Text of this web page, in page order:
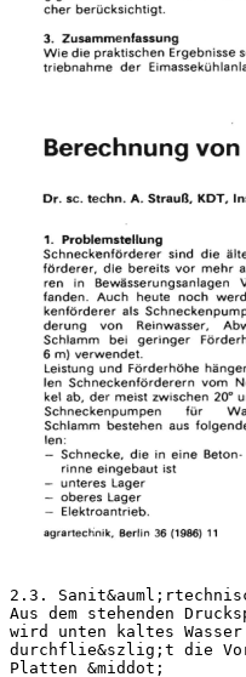
2.3. Sanit&auml;rtechnische Anlage Aus dem stehenden Druckspeicher (Bild 6) wird unten kaltes Wasser entnommen und durchflie&szlig;t die Vork&uuml;hlsektionen des Platten &middot; w&auml;rme&uuml;bertragers. Hierbei wird die im Ge&middot; genstrom flie&szlig;ende Eim3sse (Eiwei&szlig; und Ei &middot; gelb jeweils getrennt) vorgek&uuml;hlt, und das Kaltwasser erw&auml;rmt sich auf eine Tempera &middot; tur von rd . 18 oe . In den Nachk&uuml;hlsektionen des Plattenw&auml;rTTie&uuml;bertragers erfolgt die wei &middot; tere K&uuml;hlung der Eimasse mit Eiswasser auf eine Temperatur von rd . 4 oe . Das im Platten &middot; w&auml;rme&uuml;bertrager erw&auml;rmte Gebrauchs&middot; warmwasser wird &uuml;ber ein Zweiwege&middot;Stell &middot; ventil durch eine Bypa&szlig;pumpe den FKA/K zugef&uuml;hrt und in den in Reihe geschalteten Kondensatoren auf eine Temperatur von 55~e erw&auml;rmt. Mit dieser Temperatur wird das Gebrauchswarmwasser in den oberen Bereich des Druckspeichers zur&uuml;ckgef&uuml;hrt . Dieser Druckspeicher arbeitet als Verdr&auml;n &middot; gungsspeicher, d. h., bei Entnahme von Ge&middot; brauchswarmwasser str&ouml;mt in den unteren Bereich Kaltwasser mit Leitungsdruck nach . F&uuml;r die Reinigung der eimassef&uuml;hrenden An &middot; lagenteile wird eine bestimmte Gebrauchs&middot; warmwassermenge dezentral in einem Warmwasserbereiter (WWB) auf eine Tem&middot; peratur von rd . 60 0 e nachgeheizt. Das &uuml;brige Gebrauchswarmwasser steht f&uuml;r Reinigungszwecke sowie zum Duschen der Belegschaft zur Verf&uuml;gung . /&quot; Ein Temperieren des Gebrauchswarmwas&middot; sers in den Verteilungsleitungen wird durch eine Zirkulationsleitung mit Zwangsumlauf erreicht . 2.4. Elektrotechnische Anlage Durch die elektrotechnische Anlage erfolgt die Steuerung und der starkstromseitige An &middot; schlu&szlig; aller Antriebe und Ger&auml;te der Eimas &middot; sek&uuml;hlanlage. Dabei sind bestimmte Abh&auml;n &middot; gigkeiten im Betrieb der einzelnen Verbrau &middot; cher ber&uuml;cksichtigt. 3. Zusammenfassung Wie die praktischen Ergebnisse seit der Inbe&middot; triebnahme der Eimassek&uuml;hlanlage mit Ab&middot; Bild 6 Stehender Druckspei&middot; . cher (Fotos: K. &middot;Stein&middot; dorf&middot;Sabath) w&auml;rmenutzung. zeigen, ist es mit der darge &middot; stellten Anlage m&ouml;glich, qualit&auml;tsgerechte Ei&middot; masse &uuml;ber den Bereich des Eieinschlags, der Eik&uuml;hlung und der Zwischenlagerung bis hin zur Ei&uuml;bergabe zu produzieren. Dar&uuml;ber hinaus wurden durch die gleichzeitig reali &middot; sierte Abw&auml;rmenutzung energie&ouml;konomi&middot; sc he Aspekte weitgehend ber&uuml;ckSichtigt. Beim Betrieb der Eimassek&uuml;hlanlage mit Ab &middot; w&auml;rmenutzung wurden folgende Erkennt&middot; nisse gewonnen : - Innerhalb von 8 Stunden k&ouml;nnen bis zu 6000 I Eimasse, getrennt nach Eigelb und Eiwei&szlig;, auf eine Temperatur von etwa 4 oe gek&uuml;hlt und zwischengelagert werden . - Die durch die Abw&auml;rmenutzung erzeugte Gebrauchswarmwassermenge reicht zur vollen Deckung des technologischen und sozialen Bedarfs. des VEB Gefl&uuml;gelwirt&middot; schaft Potsdam, Betriebsteil Pritzwalk, aus . Eine zus&auml;tzliche Gebrauchswarmwasser &middot; bereitungsanlage ist nicht erforderlich. Bei der Projektierung und Realisierung der eimassef&uuml;hrenden Anlagenteile ist zu beachten, da&szlig; m&ouml;glichst alle Teile mit der mechanischen Reinigung erfa&szlig;t werden und das gesamte Anlagensystem ord&middot; nungsgem&auml;&szlig; entleert werden kann . Zur Realisierung dieser Forderungen sind nachgenannte Hinweise zu beachten: - Verwendung von Absperrklappen anstelle von Absperrventilen - Entleerungen an den Tiefpunkten der An&middot; . lage - Verwendung von B&ouml;gen anstelle von T&middot; St&uuml;cken - Temperaturw&auml;chter nicht im' Rohr, son&middot; dern au&szlig;en am Rohr montieren - Eiswasserpumpe rechtzeitig einschalten, damit der Plattenw&auml;rme&uuml;bertrager abge &middot; k&uuml;hlt ist, bevor Eimasse hindurchgepumpt wird - Ber&uuml;cksichtigung der bereits im Abschn . 2.1. genannten baulichen und ausr&uuml;stungsseitlgen Ma&szlig;nahmen - Ber&uuml;hrung von Eischale mit Eimasse mu&szlig; aus Qualit&auml;tsgr&uuml;nden so weit wie m&ouml;glich vermieden werden. Literatur [1J TGL 32921 - Vollei aus frischen Eiern . Aus &middot; 9abe juni 1979. [2J WP &middot;PS 145319 Vorrichtung zur K&uuml;hlung von Milch und zur Gebrauchswarmwasserbere itung . An meldetag : 1. Oktober 1979. A 4653 Berechnung von Schneckenf&ouml;rderern f&uuml;r trockensubstanzreiche G&uuml;lle Or. sc. techno A. Strau&szlig;, KOT, Institut f&uuml;r Gefl&uuml;gelwirtschaft Merbltz 1. Problemstellung Schneckenf&ouml;rderer sind die &auml;ltesten Stetig ' f&ouml;rderer, die bereits vor mehr als 2000 Jah&middot; ren in Bew&auml;sserungsanlagen Verwendung fanden. Auch heute noch werden Schnek&middot; kenf&ouml;rderer als Schneckenpumpen zur F&Ouml;r &middot; derung von Reinwasser, Abwasser und Schlamm bei geringer F&ouml;rderh&ouml;he (2 bis 6 m) verwendet. Leistung und F&ouml;rderh&ouml;he h&auml;ngen wie bei al &middot; len Schneckenf&ouml;rderern vom Neigungswin &middot; kel ab, der meist zwischen 200 und 400 liegt. Schneckenpumpen f&uuml;r Wasser und Schlamm bestehen aus folgenden Haupttei&middot; len : - Schnecke, die in eine Beton &middot; oder Blech &middot; rinne eingebaut ist - unteres Lager - oberes Lager - Elektroantrieb. agrartectinik, Berlin 36 (1986) 11 Der Schneckendurchmesser liegt zwischen 250 mm und 2500.mm, die Drehzahl zw.i&middot; schen 50 min- 1 und 200 min- 1 und die F&ouml;r&middot; derleistung zwischen 40 mJ/h und 6000 mJ/h bei einem Elektroenergiever&middot; brauch von&lt; 50 Wh/m J [1]. Schneckenf&ouml;rderer sind auch f&uuml;r Sch&uuml;ttg&uuml;&middot; ter kleiner und mittlerer Korngr&ouml;&szlig;e sowie f&uuml;r feuchte und past&ouml;se Massen geeignet [2] . Trotz der vielfachen Anwendung ist der Be &middot; wegungsvorgang im Schneckenf&ouml;rderer sehr wenig erforscht. Die Berechnung geh t daher immer noch von empirisch gefunde&middot; nen Zusammenh&auml;ngen aus. &Uuml;ber d ie Berech &middot; nung von Schneckenf&ouml;rderern f&uuml;r G&uuml;lle sind in der Literatur &uuml;berhaupt keine Angaben zu finden . . Aus diesem Grund waren spezielle experi &middot; mentelle Untersuchungen zu diesem Pro&middot; blem durchzuf&uuml;hren und bei erfolgreichem Ausgang der Untersuchungen Berechnungs&middot; gleichungen abzuleiten. 2. Versuchsdurchfilhrung Zum Einsatz kam ein Schneckenf&ouml;rderer, der durch Zusammenbau von 2 Zementf&ouml;rder&middot; schnecken des VEB Baustoffmaschinen Lud&middot; wigslust gestaltet wurde. Untersucht wurde die F&ouml;rderung sowohl von TS&middot;reicher Gefl&uuml;&middot; gelg&uuml;lle als auch von TS &middot;reicher Rinder&middot; . g&uuml;lle . Der Einsatz des Schneckenf&ouml;rderers erfolgte zum einen in einer G&uuml;llegrube an einem Stall mit 18000 Legehennen (Bild 1) und zum an &middot; deren in einer G&uuml;llegrube an einem Stall